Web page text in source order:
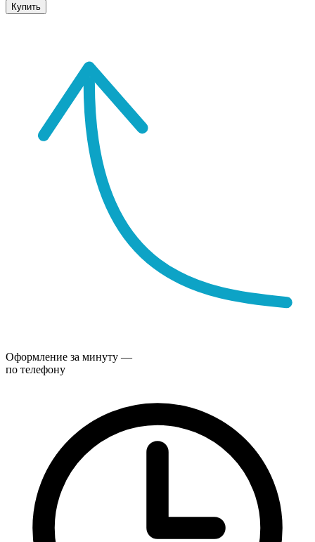
Купить
Оформление за минуту —
по телефону